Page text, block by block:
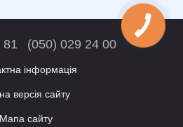
81 (050) 029 24 00
інформація
версія сайту
Мапа сайту